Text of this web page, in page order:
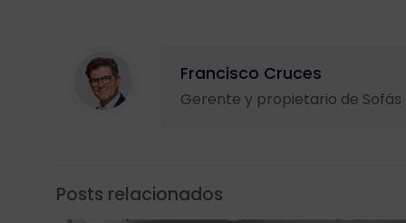
Francisco Cruces
Gerente y propietario de Sofás
Posts relacionados